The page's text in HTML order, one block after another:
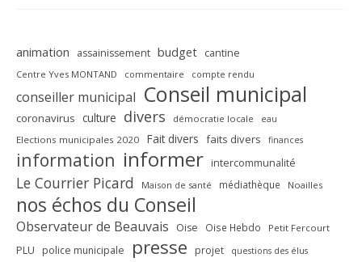
animation assainissement budget cantine
Centre Yves MONTAND commentaire compte rendu
conseiller municipal Conseil municipal
coronavirus culture divers démocratie locale eau
Elections municipales 2020 Fait divers faits divers finances
information informer intercommunalité
Le Courrier Picard Maison de santé médiathèque Noailles
nos échos du Conseil
Observateur de Beauvais Oise Oise Hebdo Petit Fercourt
PLU police municipale presse projet questions des élus